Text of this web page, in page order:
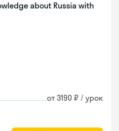
about Russia with
от 3190 ₽ / урок